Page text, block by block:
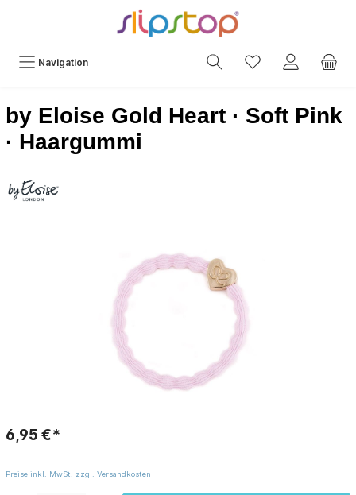
Navigation
by Eloise Gold Heart · Soft Pink
· Haargummi
6,95 €*
Preise inkl. MwSt. zzgl. Versandkosten